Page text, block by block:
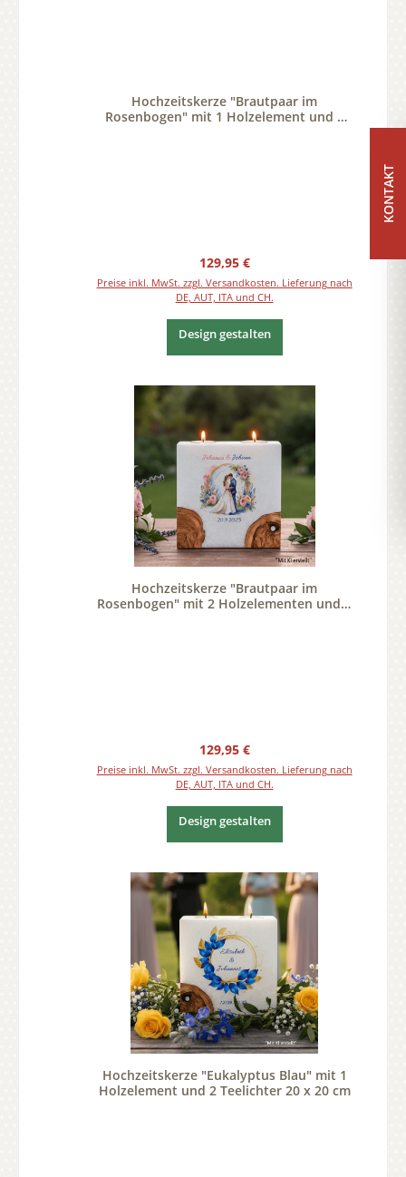
Hochzeitskerze "Brautpaar im
Rosenbogen" mit 1 Holzelement und 2
Regulärer Preis:
129,95 €
Preise inkl. MwSt. zzgl. Versandkosten. Lieferung nach
DE, AUT, ITA und CH.
Design gestalten
Hochzeitskerze "Brautpaar im
Rosenbogen" mit 2 Holzelementen und 2
Regulärer Preis:
129,95 €
Preise inkl. MwSt. zzgl. Versandkosten. Lieferung nach
DE, AUT, ITA und CH.
Design gestalten
Hochzeitskerze "Eukalyptus Blau" mit 1
Holzelement und 2 Teelichter 20 x 20 cm
KONTAKT